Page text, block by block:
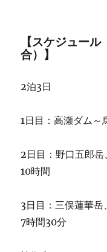
【スケジュー
合）】
2泊3日
1日目：高瀬ダム
2日目：野口五郎
10時間
3日目：三俣蓮華
7時間30分